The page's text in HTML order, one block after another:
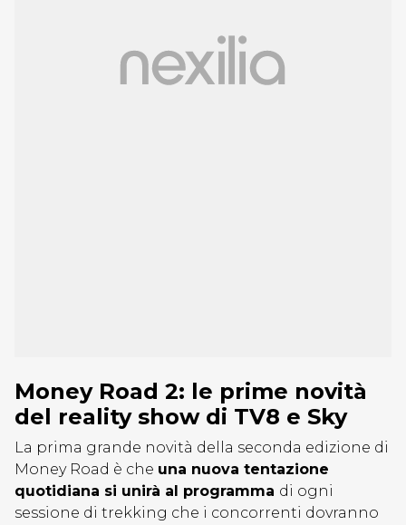
Money Road 2: le prime novità
del reality show di TV8 e Sky
La prima grande novità della seconda edizione di
Money Road è che una nuova tentazione
quotidiana si unirà al programma di ogni
sessione di trekking che i concorrenti dovranno